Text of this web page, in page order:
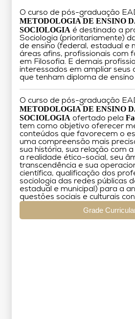
O curso de pós-graduação
METODOLOGIA DE ENSINO
SOCIOLOGIA é destinado a
Sociologia (prioritariamente)
de ensino (federal, estadual e
áreas afins, profissionais com
em Filosofia. E demais
interessados em ampliar seus
que tenham diploma de ensino
O curso de pós-graduação
METODOLOGIA DE ENSINO
SOCIOLOGIA ofertado pela
tem como objetivo oferecer
conteúdos que favorecem o
uma compreensão mais
sua história, sua relação com
a realidade ético-social, seu
transcendência e sua
científica, qualificação dos
sociologia das redes públicas
estadual e municipal) para a
questões sociais e culturais
Grade